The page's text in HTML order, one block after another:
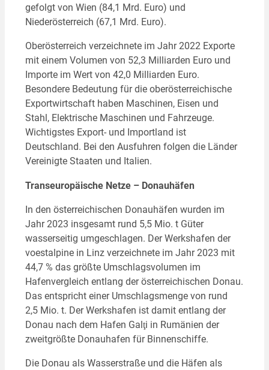
gefolgt von Wien (84,1 Mrd. Euro) und
Niederösterreich (67,1 Mrd. Euro).
Oberösterreich verzeichnete im Jahr 2022 Exporte
mit einem Volumen von 52,3 Milliarden Euro und
Importe im Wert von 42,0 Milliarden Euro.
Besondere Bedeutung für die oberösterreichische
Exportwirtschaft haben Maschinen, Eisen und
Stahl, Elektrische Maschinen und Fahrzeuge.
Wichtigstes Export- und Importland ist
Deutschland. Bei den Ausfuhren folgen die Länder
Vereinigte Staaten und Italien.
Transeuropäische Netze – Donauhäfen
In den österreichischen Donauhäfen wurden im
Jahr 2023 insgesamt rund 5,5 Mio. t Güter
wasserseitig umgeschlagen. Der Werkshafen der
voestalpine in Linz verzeichnete im Jahr 2023 mit
44,7 % das größte Umschlagsvolumen im
Hafenvergleich entlang der österreichischen Donau.
Das entspricht einer Umschlagsmenge von rund
2,5 Mio. t. Der Werkshafen ist damit entlang der
Donau nach dem Hafen Galţi in Rumänien der
zweitgrößte Donauhafen für Binnenschiffe.
Die Donau als Wasserstraße und die Häfen als